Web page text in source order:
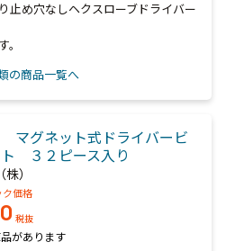
止め穴なしヘクスローブドライバー
の商品一覧へ
マグネット式ドライバービ
ト ３２ピース入り
）
ク価格
税抜
があります